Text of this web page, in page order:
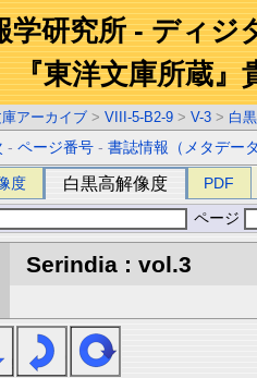
学研究所 - ディジ
『東洋文庫所蔵』
アーカイブ > VIII-5-B2-9 > V-3 > 白
-ページ番号 -書誌情報（メタデー
度 白黒高解像度 PDF
ページ
Serindia : vol.3